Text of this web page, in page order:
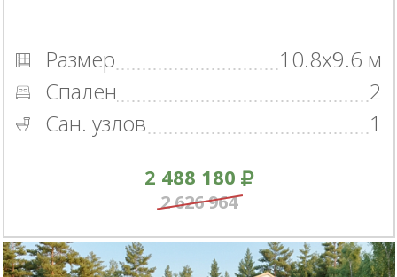
Размер
10.8x9.6 м
Спален
2
Сан. узлов
1
2 488 180
2 626 964